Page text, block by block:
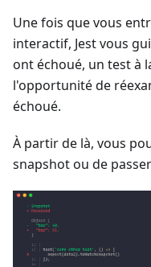
Une fois que vous
interactif, Jest vous
ont échoué, un test à
l'opportunité de
échoué.
À partir de là, vous
snapshot ou de